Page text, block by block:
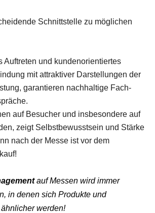
Schnittstelle zu möglichen
Auftreten und kundenorientiertes
mit attraktiver Darstellungen der
garantieren nachhaltige Fach-
auf Besucher und insbesondere auf
zeigt Selbstbewusstsein und Stärke
nach der Messe ist vor dem
auf Messen wird immer
in denen sich Produkte und
werden!